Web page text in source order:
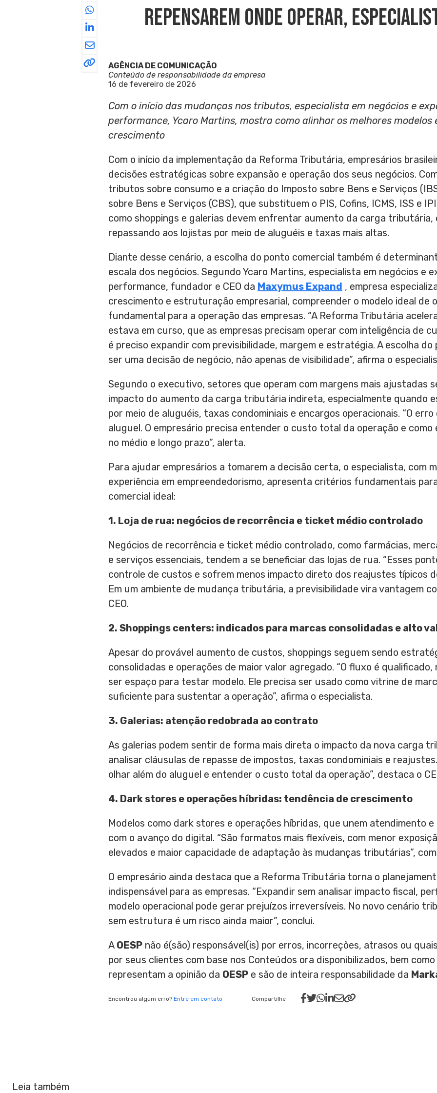
Repensarem Onde Operar,
AGÊNCIA DE COMUNICAÇÃO
Conteúdo de responsabilidade da empresa
16 de fevereiro de 2026
Com o início das mudanças nos tributos, especialista em negócios e
performance, Ycaro Martins, mostra como alinhar os melhores modelos
crescimento
Com o início da implementação da Reforma Tributária, empresários
decisões estratégicas sobre expansão e operação dos seus negócios.
tributos sobre consumo e a criação do Imposto sobre Bens e Serviços
sobre Bens e Serviços (CBS), que substituem o PIS, Cofins, ICMS, ISS e
como shoppings e galerias devem enfrentar aumento da carga
repassando aos lojistas por meio de aluguéis e taxas mais altas.
Diante desse cenário, a escolha do ponto comercial também é
escala dos negócios. Segundo Ycaro Martins, especialista em negócios e
performance, fundador e CEO da Maxymus Expand , empresa
crescimento e estruturação empresarial, compreender o modelo ideal de
fundamental para a operação das empresas. “A Reforma Tributária
estava em curso, que as empresas precisam operar com inteligência de
é preciso expandir com previsibilidade, margem e estratégia. A escolha
ser uma decisão de negócio, não apenas de visibilidade”, afirma o
Segundo o executivo, setores que operam com margens mais ajustadas
impacto do aumento da carga tributária indireta, especialmente quando
por meio de aluguéis, taxas condominiais e encargos operacionais. “O
aluguel. O empresário precisa entender o custo total da operação e
no médio e longo prazo”, alerta.
Para ajudar empresários a tomarem a decisão certa, o especialista, com
experiência em empreendedorismo, apresenta critérios fundamentais
comercial ideal:
1. Loja de rua: negócios de recorrência e ticket médio controlado
Negócios de recorrência e ticket médio controlado, como farmácias,
e serviços essenciais, tendem a se beneficiar das lojas de rua. “Esses
controle de custos e sofrem menos impacto direto dos reajustes típicos
Em um ambiente de mudança tributária, a previsibilidade vira vantagem
CEO.
2. Shoppings centers: indicados para marcas consolidadas e alto
Apesar do provável aumento de custos, shoppings seguem sendo
consolidadas e operações de maior valor agregado. “O fluxo é qualificado,
ser espaço para testar modelo. Ele precisa ser usado como vitrine de
suficiente para sustentar a operação”, afirma o especialista.
3. Galerias: atenção redobrada ao contrato
As galerias podem sentir de forma mais direta o impacto da nova carga
analisar cláusulas de repasse de impostos, taxas condominiais e
olhar além do aluguel e entender o custo total da operação”, destaca o
4. Dark stores e operações híbridas: tendência de crescimento
Modelos como dark stores e operações híbridas, que unem atendimento
com o avanço do digital. “São formatos mais flexíveis, com menor
elevados e maior capacidade de adaptação às mudanças tributárias”,
O empresário ainda destaca que a Reforma Tributária torna o
indispensável para as empresas. “Expandir sem analisar impacto fiscal,
modelo operacional pode gerar prejuízos irreversíveis. No novo cenário
sem estrutura é um risco ainda maior”, conclui.
A OESP não é(são) responsável(is) por erros, incorreções, atrasos ou
por seus clientes com base nos Conteúdos ora disponibilizados, bem
representam a opinião da OESP e são de inteira responsabilidade da
Encontrou algum erro? Entre em contato Compartilhe
Leia também